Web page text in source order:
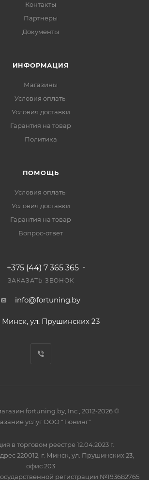
Контакты
Партнеры
Документы
ИНФОРМАЦИЯ
Магазины
Условия оплаты
Условия доставки
Гарантия на товар
Политика
ПОМОЩЬ
Условия оплаты
Условия доставки
Гарантия на товар
Вопрос-ответ
+375 (44) 7 365 365
ЗАКАЗАТЬ ЗВОНОК
info@fortuning.by
Минск, ул. Прушинских 23
fortuning.by, Inc., 2012-2026 ©
услуг ООО "Тюнинг"
в торговом реестре 12.04.2023 г.
220012, г. Минск, ул. Прушинских 23,
офис 203
регистрации №193682765